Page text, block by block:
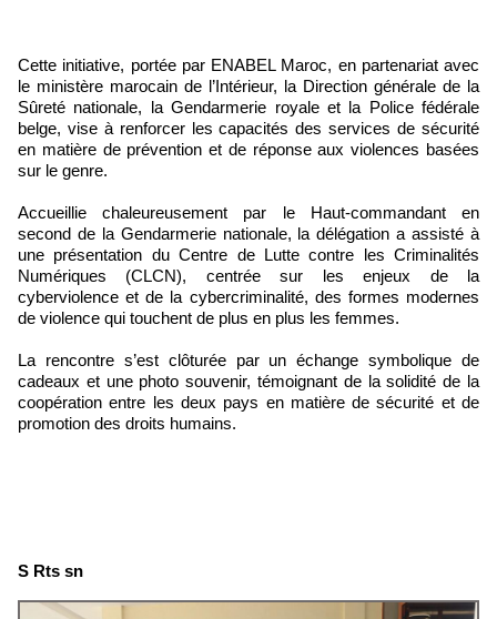
Cette initiative, portée par ENABEL Maroc, en partenariat avec
le ministère marocain de l’Intérieur, la Direction générale de la
Sûreté nationale, la Gendarmerie royale et la Police fédérale
belge, vise à renforcer les capacités des services de sécurité
en matière de prévention et de réponse aux violences basées
sur le genre.
Accueillie chaleureusement par le Haut-commandant en
second de la Gendarmerie nationale, la délégation a assisté à
une présentation du Centre de Lutte contre les Criminalités
Numériques (CLCN), centrée sur les enjeux de la
cyberviolence et de la cybercriminalité, des formes modernes
de violence qui touchent de plus en plus les femmes.
La rencontre s’est clôturée par un échange symbolique de
cadeaux et une photo souvenir, témoignant de la solidité de la
coopération entre les deux pays en matière de sécurité et de
promotion des droits humains.
S Rts sn